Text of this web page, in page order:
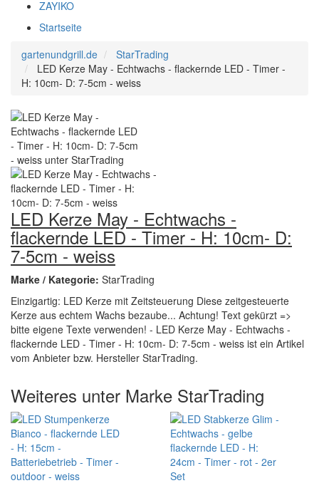
ZAYIKO
Startseite
gartenundgrill.de
StarTrading
LED Kerze May - Echtwachs - flackernde LED - Timer -
H: 10cm- D: 7-5cm - weiss
LED Kerze May - Echtwachs -
flackernde LED - Timer - H: 10cm- D:
7-5cm - weiss
Marke / Kategorie: StarTrading
Einzigartig: LED Kerze mit Zeitsteuerung Diese zeitgesteuerte
Kerze aus echtem Wachs bezaube... Achtung! Text gekürzt =>
bitte eigene Texte verwenden! - LED Kerze May - Echtwachs -
flackernde LED - Timer - H: 10cm- D: 7-5cm - weiss ist ein Artikel
vom Anbieter bzw. Hersteller StarTrading.
Weiteres unter Marke StarTrading